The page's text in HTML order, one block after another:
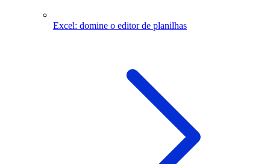
Excel: domine o editor de planilhas